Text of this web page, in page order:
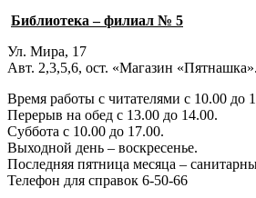
Библиотека – филиал № 5
Ул. Мира, 17
Авт. 2,3,5,6, ост. «Магазин «Пятнашка».
Время работы с читателями с 10.00 до
Перерыв на обед с 13.00 до 14.00.
Суббота с 10.00 до 17.00.
Выходной день – воскресенье.
Последняя пятница месяца –
Телефон для справок 6-50-66